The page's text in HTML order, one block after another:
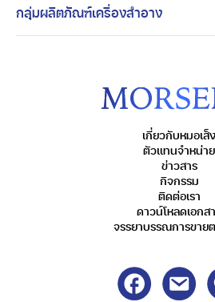
กลุ่มผลิตภัณฑ์เครื่องสำอาง
เกี่ยวกับหมอเส็ง
ตัวแทนจำหน่าย
ข่าวสาร
กิจกรรม
ติดต่อเรา
ดาวน์โหลดเอกส
จรรยาบรรณการขาย